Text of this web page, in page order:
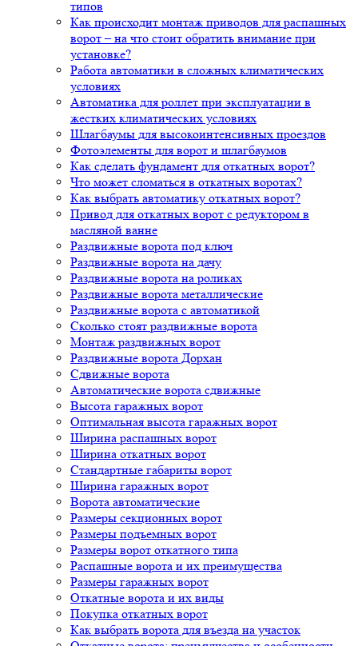
типов
Как происходит монтаж приводов для распашных
ворот – на что стоит обратить внимание при
установке?
Работа автоматики в сложных климатических
условиях
Автоматика для роллет при эксплуатации в
жестких климатических условиях
Шлагбаумы для высокоинтенсивных проездов
Фотоэлементы для ворот и шлагбаумов
Как сделать фундамент для откатных ворот?
Что может сломаться в откатных воротах?
Как выбрать автоматику откатных ворот?
Привод для откатных ворот с редуктором в
масляной ванне
Раздвижные ворота под ключ
Раздвижные ворота на дачу
Раздвижные ворота на роликах
Раздвижные ворота металлические
Раздвижные ворота с автоматикой
Сколько стоят раздвижные ворота
Монтаж раздвижных ворот
Раздвижные ворота Дорхан
Сдвижные ворота
Автоматические ворота сдвижные
Высота гаражных ворот
Оптимальная высота гаражных ворот
Ширина распашных ворот
Ширина откатных ворот
Стандартные габариты ворот
Ширина гаражных ворот
Ворота автоматические
Размеры секционных ворот
Размеры подъемных ворот
Размеры ворот откатного типа
Распашные ворота и их преимущества
Размеры гаражных ворот
Откатные ворота и их виды
Покупка откатных ворот
Как выбрать ворота для въезда на участок